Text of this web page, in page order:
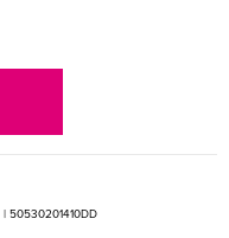
| 50530201410DD